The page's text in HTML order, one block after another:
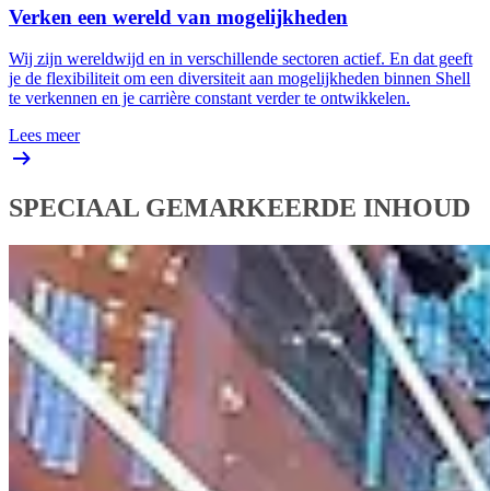
Verken een wereld van mogelijkheden
Wij zijn wereldwijd en in verschillende sectoren actief. En dat geeft
je de flexibiliteit om een diversiteit aan mogelijkheden binnen Shell
te verkennen en je carrière constant verder te ontwikkelen.
Lees meer
SPECIAAL GEMARKEERDE INHOUD